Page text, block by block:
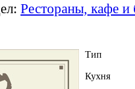
Рестораны, кафе и
Тип
Кухня